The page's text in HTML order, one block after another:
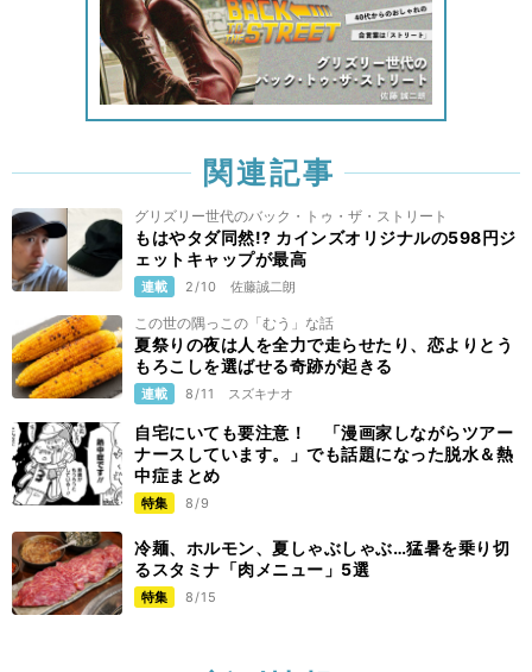
関連記事
グリズリー世代のバック・トゥ・ザ・ストリート
もはやタダ同然!? カインズオリジナルの598円ジ
ェットキャップが最高
連載 2/10 佐藤誠二朗
この世の隅っこの「むう」な話
夏祭りの夜は人を全力で走らせたり、恋よりとう
もろこしを選ばせる奇跡が起きる
連載 8/11 スズキナオ
自宅にいても要注意！ 「漫画家しながらツアー
ナースしています。」でも話題になった脱水＆熱
中症まとめ
特集 8/9
冷麺、ホルモン、夏しゃぶしゃぶ…猛暑を乗り切
るスタミナ「肉メニュー」5選
特集 8/15